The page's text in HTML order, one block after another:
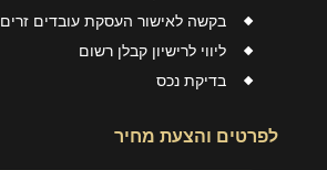
בקשה לאישור העסקת עובדים זרים
ליווי לרישיון קבלן רשום
בדיקת נכס
לפרטים והצעת מחיר